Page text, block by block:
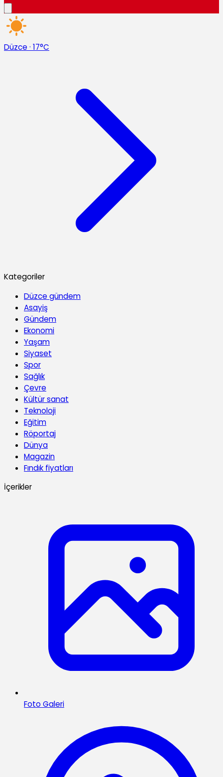
Düzce · 17°C
Kategoriler
Düzce gündem
Asayiş
Gündem
Ekonomi
Yaşam
Siyaset
Spor
Sağlık
Çevre
Kültür sanat
Teknoloji
Eğitim
Röportaj
Dünya
Magazin
Fındık fiyatları
İçerikler
Foto Galeri